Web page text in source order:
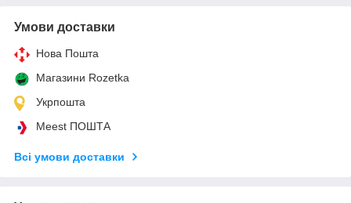
Умови доставки
Нова Пошта
Магазини Rozetka
Укрпошта
Meest ПОШТА
Всі умови доставки